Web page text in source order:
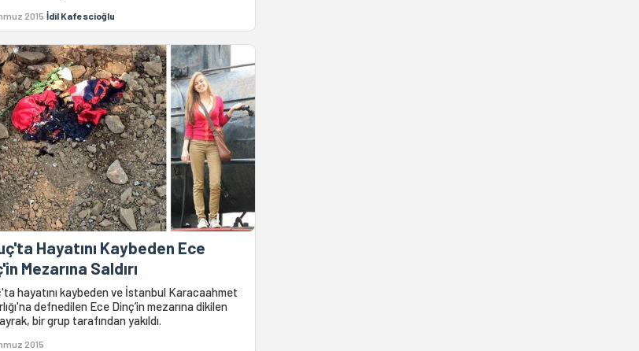
2015 İdil Kafescioğlu
Hayatını Kaybeden Ece
Mezarına Saldırı
hayatını kaybeden ve İstanbul Karacaahmet
defnedilen Ece Dinç’in mezarına dikilen
bir grup tarafından yakıldı.
2015